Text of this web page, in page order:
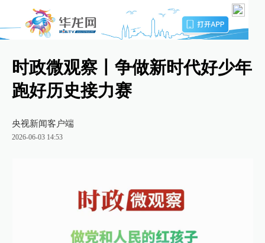
时政微观察丨争做新时代好少年
跑好历史接力赛
央视新闻客户端
2026-06-03 14:53